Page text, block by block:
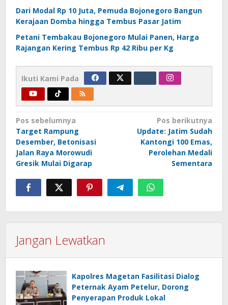
Dari Modal Rp 10 Juta, Pemuda Bojonegoro Bangun
Kerajaan Domba hingga Tembus Pasar Jatim
Petani Tembakau Bojonegoro Mulai Panen, Harga
Rajangan Kering Tembus Rp 42 Ribu per Kg
Ikuti Kami Pada
Navigasi
pos
Pos sebelumnya
Target Rampung
Desember, Betonisasi
Jalan Raya Morowudi
Gresik Mulai Digarap
Pos berikutnya
Update: Jatim Sudah
Kantongi 100 Emas,
Perolehan Medali
Sementara
Jangan Lewatkan
Kapolres Magetan Fasilitasi Dialog
Peternak Ayam Petelur, Dorong
Penyerapan Produk Lokal